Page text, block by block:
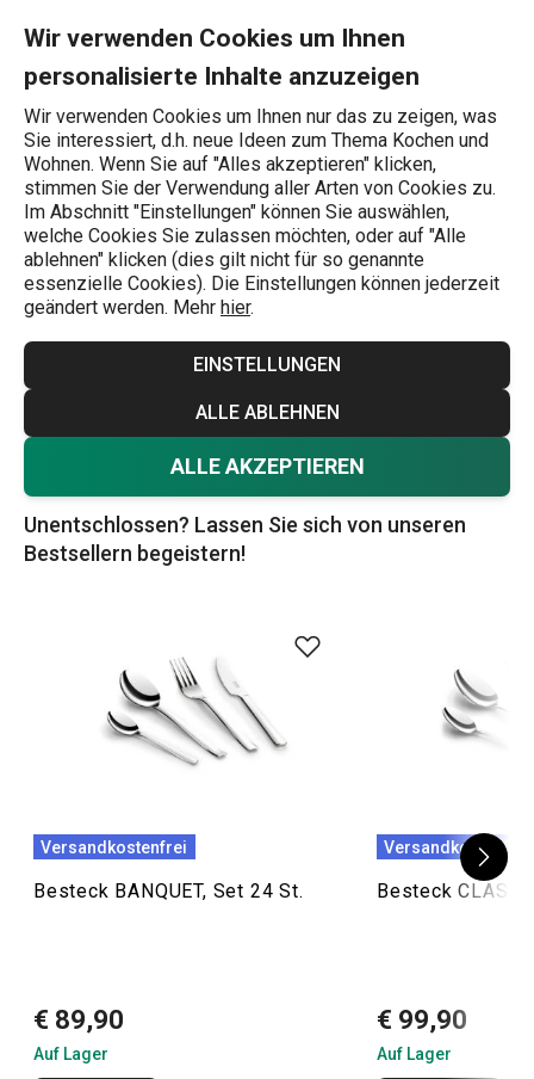
Wir verwenden Cookies um Ihnen
personalisierte Inhalte anzuzeigen
Wir verwenden Cookies um Ihnen nur das zu zeigen, was
Sie interessiert, d.h. neue Ideen zum Thema Kochen und
Wohnen. Wenn Sie auf "Alles akzeptieren" klicken,
stimmen Sie der Verwendung aller Arten von Cookies zu.
Im Abschnitt "Einstellungen" können Sie auswählen,
welche Cookies Sie zulassen möchten, oder auf "Alle
ablehnen" klicken (dies gilt nicht für so genannte
essenzielle Cookies). Die Einstellungen können jederzeit
geändert werden. Mehr hier.
EINSTELLUNGEN
ALLE ABLEHNEN
ALLE AKZEPTIEREN
Wonach suchen Sie?
Besteck
Besteck-Sets
Machen Sie eine kleine Inventur Ihres Bestecks, um zu
sehen, ob Ihnen noch etwas fehlt. Oder besorgen Sie sich
ein nagelneues Set, das das Essen zu einem Vergnügen
macht. TESCOMA bietet mehrere Arten von Bestecksets
in verschiedenen Ausführungen an. Und überprüfen Sie
sicherheitshalber auch die einzelnen Besteckteile, wie z.
- sie verschwinden wie von Zauberhand,
genau wieKinderbesteck. Bei uns können Sie sie immer
wieder auffüllen.
Unentschlossen? Lassen Sie sich von unseren
Bestsellern begeistern!
Versandkostenfrei
Besteck BANQUET, Set 24 St.
€ 89,90
Auf Lager
Versandkostenfrei
Besteck
€ 99,90
Auf Lager